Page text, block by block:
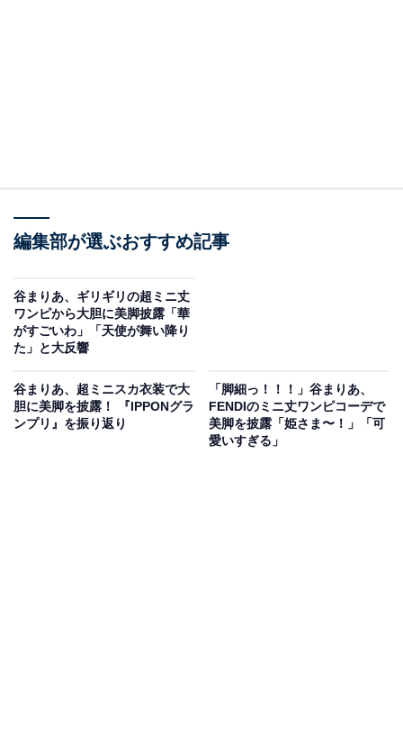
編集部が選ぶおすすめ記事
谷まりあ、ギリギリの超ミニ丈
ワンピから大胆に美脚披露「華
がすごいわ」「天使が舞い降り
た」と大反響
谷まりあ、超ミニスカ衣装で大
胆に美脚を披露！ 『IPPONグラ
ンプリ』を振り返り
「脚細っ！！！」谷まりあ、
FENDIのミニ丈ワンピコーデで
美脚を披露「姫さま〜！」「可
愛いすぎる」